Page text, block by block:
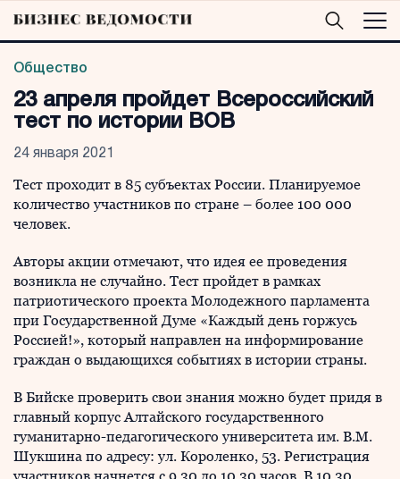
Общество
23 апреля пройдет Всероссийский
тест по истории ВОВ
24 января 2021
Тест проходит в 85 субъектах России. Планируемое
количество участников по стране – более 100 000
человек.
Авторы акции отмечают, что идея ее проведения
возникла не случайно. Тест пройдет в рамках
патриотического проекта Молодежного парламента
при Государственной Думе «Каждый день горжусь
Россией!», который направлен на информирование
граждан о выдающихся событиях в истории страны.
В Бийске проверить свои знания можно будет придя в
главный корпус Алтайского государственного
гуманитарно-педагогического университета им. В.М.
Шукшина по адресу: ул. Короленко, 53. Регистрация